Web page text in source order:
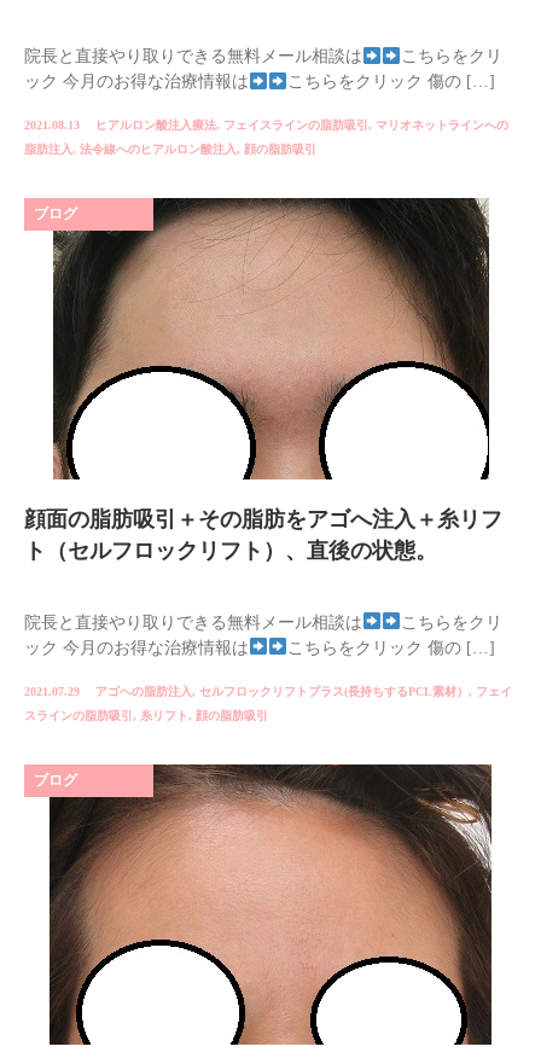
院長と直接やり取りできる無料メール相談は
こちらをクリ
ック 今月のお得な治療情報は
こちらをクリック 傷の […]
2021.08.13 ヒアルロン酸注入療法, フェイスラインの脂肪吸引 , マリオネットラインへの
脂肪注入, 法令線へのヒアルロン酸注入, 顔の脂肪吸引
ブログ
顔面の脂肪吸引＋その脂肪をアゴへ注入＋糸リフ
ト（セルフロックリフト）、直後の状態。
院長と直接やり取りできる無料メール相談は
こちらをクリ
ック 今月のお得な治療情報は
こちらをクリック 傷の […]
2021.07.29 アゴへの脂肪注入, セルフロックリフトプラス(長持ちするPCL素材） , フェイ
スラインの脂肪吸引 , 糸リフト, 顔の脂肪吸引
ブログ